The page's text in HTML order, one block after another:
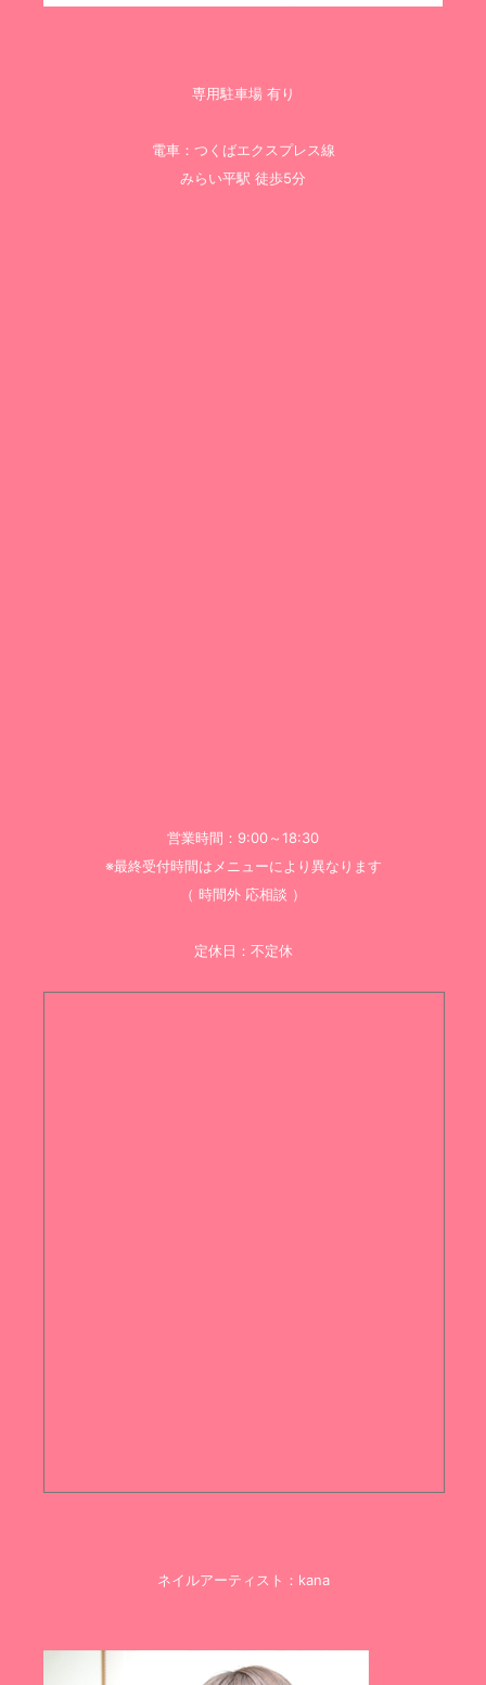
専用駐車場 有り
電車：つくばエクスプレス線
みらい平駅 徒歩5分
営業時間：9:00～18:30
※最終受付時間はメニューにより異なります
（ 時間外 応相談 ）
定休日：不定休
ネイルアーティスト：kana